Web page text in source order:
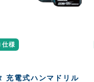
仕様
充電式ハンマドリル